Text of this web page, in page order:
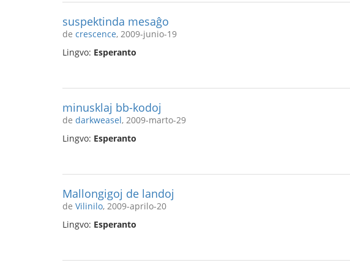
suspektinda mesaĝo
de crescence, 2009-junio-19
Lingvo: Esperanto
minusklaj bb-kodoj
de darkweasel, 2009-marto-29
Lingvo: Esperanto
Mallongigoj de landoj
de Vilinilo, 2009-aprilo-20
Lingvo: Esperanto